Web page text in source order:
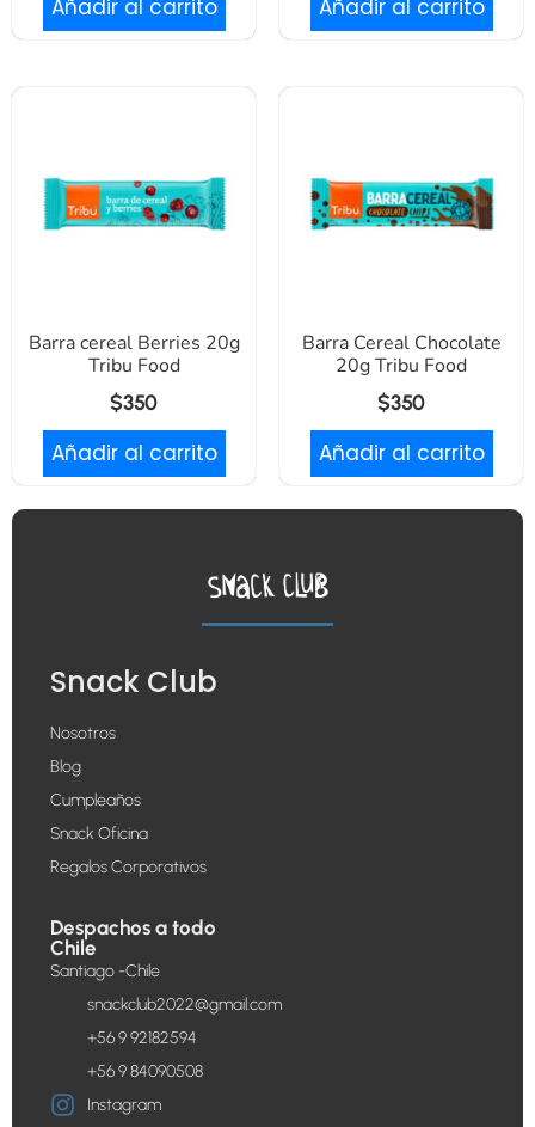
Añadir al carrito Añadir al carrito
Barra cereal Berries 20g
Tribu Food
$350
Añadir al carrito
Barra Cereal Chocolate
20g Tribu Food
$350
Añadir al carrito
Snack Club
Nosotros
Blog
Cumpleaños
Snack Oficina
Regalos Corporativos
Despachos a todo
Chile
Santiago -Chile
snackclub2022@gmail.com
+56 9 92182594
+56 9 84090508
Instagram